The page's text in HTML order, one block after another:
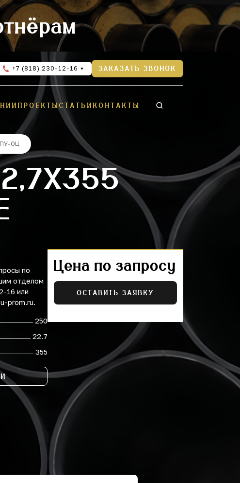
+7 (818) 230-12-16 ЗАКАЗАТЬ ЗВОНОК
ПРОЕКТЫСТАТЬИ КОНТАКТЫ
ОЦ
по
отделом
16 или
prom.ru.
250
22.7
355
Цена по запросу
ОСТАВИТЬ ЗАЯВКУ